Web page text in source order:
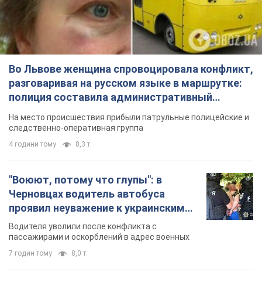
Во Львове женщина спровоцировала конфликт,
разговаривая на русском языке в маршрутке:
полиция составила административный
протокол. Видео
На место происшествия прибыли патрульные полицейские и
следственно-оперативная группа
4 години тому 8,3 т.
"Воюют, потому что глупы": в
Черновцах водитель автобуса
проявил неуважение к украинским
военным и поплатился за это.
Видео
Водителя уволили после конфликта с
пассажирами и оскорблений в адрес военных
7 годин тому 8,0 т.